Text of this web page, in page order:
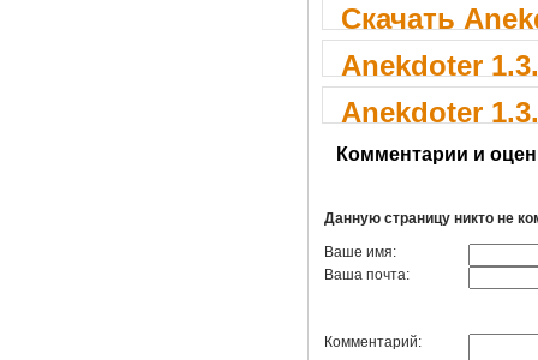
Скачать
Anekdoter
Anekdoter
Комментарии и
Данную страницу никто не
Ваше имя:
Ваша почта:
Комментарий: